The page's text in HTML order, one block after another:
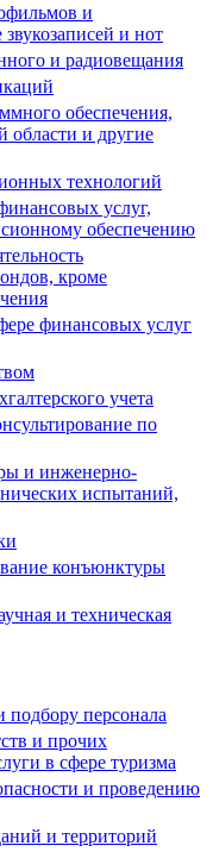
и
и нот
и радиовещания
обеспечения,
области и другие
технологий
услуг,
обеспечению
кроме
финансовых услуг
учета
по
и инженерно-
испытаний,
конъюнктуры
и техническая
подбору персонала
и прочих
в сфере туризма
и проведению
и территорий